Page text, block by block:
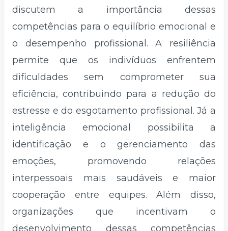
discutem a importância dessas
competências para o equilíbrio emocional e
o desempenho profissional. A resiliência
permite que os indivíduos enfrentem
dificuldades sem comprometer sua
eficiência, contribuindo para a redução do
estresse e do esgotamento profissional. Já a
inteligência emocional possibilita a
identificação e o gerenciamento das
emoções, promovendo relações
interpessoais mais saudáveis e maior
cooperação entre equipes. Além disso,
organizações que incentivam o
desenvolvimento dessas competências